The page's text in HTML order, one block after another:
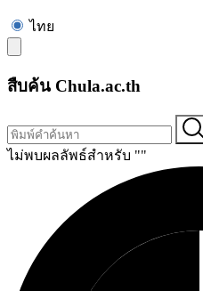
ไทย
สืบค้น Chula.ac.th
ไม่พบผลลัพธ์สำหรับ ""